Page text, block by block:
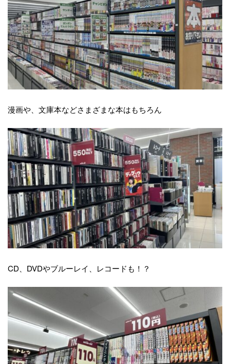
漫画や、文庫本などさまざまな本はもちろん
CD、DVDやブルーレイ、レコードも！？